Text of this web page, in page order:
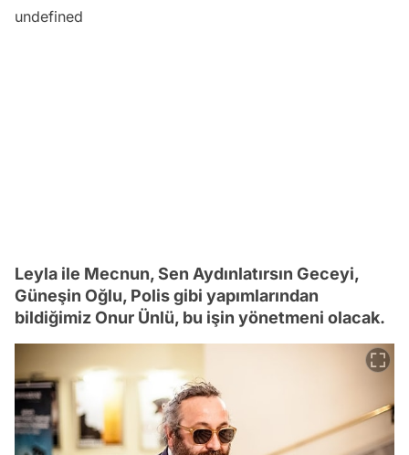
undefined
Leyla ile Mecnun, Sen Aydınlatırsın Geceyi,
Güneşin Oğlu, Polis gibi yapımlarından
bildiğimiz Onur Ünlü, bu işin yönetmeni olacak.